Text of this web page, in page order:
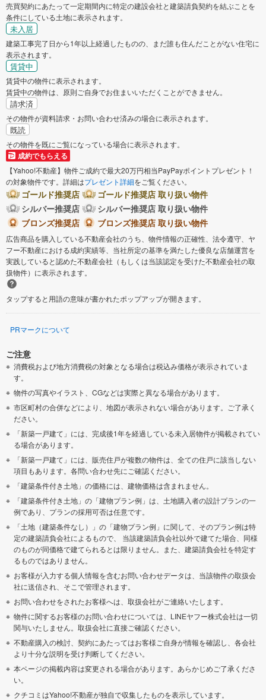
売買契約にあたって一定期間内に特定の建設会社と建築請負契約を結ぶことを
条件にしている土地に表示されます。
未入居
建築工事完了日から1年以上経過したものの、まだ誰も住んだことがない住宅に
表示されます。
賃貸中
賃貸中の物件に表示されます。
賃貸中の物件は、原則ご自身でお住まいいただくことができません。
請求済
その物件が資料請求・お問い合わせ済みの場合に表示されます。
既読
その物件を既にご覧になっている場合に表示されます。
成約でもらえる
【Yahoo!不動産】物件ご成約で最大20万円相当PayPayポイントプレゼント！
の対象物件です。詳細はプレゼント詳細をご覧ください。
ゴールド推奨店
ゴールド推奨店 取り扱い物件
シルバー推奨店
シルバー推奨店 取り扱い物件
ブロンズ推奨店
ブロンズ推奨店 取り扱い物件
広告商品を購入している不動産会社のうち、物件情報の正確性、法令遵守、ヤ
フー不動産における成約実績等、当社所定の基準を満たした優良な店舗運営を
実践していると認めた不動産会社（もしくは当該認定を受けた不動産会社の取
扱物件）に表示されます。
タップすると用語の意味が書かれたポップアップが開きます。
PRマークについて
ご注意
消費税および地方消費税の対象となる場合は税込み価格が表示されていま
す。
物件の写真やイラスト、CGなどは実際と異なる場合があります。
市区町村の合併などにより、地図が表示されない場合があります。ご了承く
ださい。
「新築一戸建て」には、完成後1年を経過している未入居物件が掲載されてい
る場合があります。
「新築一戸建て」には、販売住戸が複数の物件は、全ての住戸に該当しない
項目もあります。各問い合わせ先にご確認ください。
「建築条件付き土地」の価格には、建物価格は含まれません。
「建築条件付き土地」の「建物プラン例」は、土地購入者の設計プランの一
例であり、プランの採用可否は任意です。
「土地（建築条件なし）」の「建物プラン例」に関して、そのプラン例は特
定の建築請負会社によるもので、 当該建築請負会社以外で建てた場合、同様
のものが同価格で建てられるとは限りません。また、建築請負会社を特定す
るものではありません。
お客様が入力する個人情報を含むお問い合わせデータは、当該物件の取扱会
社に送信され、そこで管理されます。
お問い合わせをされたお客様へは、取扱会社がご連絡いたします。
物件に関するお客様のお問い合わせについては、LINEヤフー株式会社は一切
関与いたしません。取扱会社に直接ご確認ください。
不動産購入の検討、契約にあたってはお客様ご自身が情報を確認し、各会社
より十分な説明を受け判断してください。
本ページの掲載内容は変更される場合があります。あらかじめご了承くださ
い。
クチコミはYahoo!不動産が独自で収集したものを表示しています。